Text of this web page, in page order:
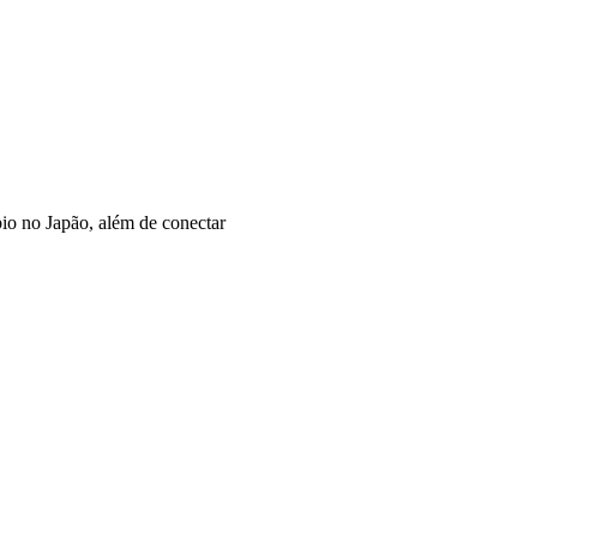
no Japão, além de conectar